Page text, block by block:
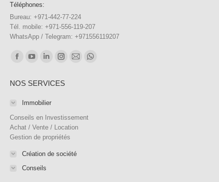
Téléphones:
Bureau: +971-442-77-224
Tél. mobile: +971-556-119-207
WhatsApp / Telegram: +971556119207
Trouvez nous sur :
Facebook
opens
window
opens
in
window
LinkedIn
opens
in
window
Instagram
opens
window
E-
new
WhatsApp
NOS SERVICES
Immobilier
Conseils en Investissement
Achat / Vente / Location
Gestion de propriétés
Création de société
Conseils